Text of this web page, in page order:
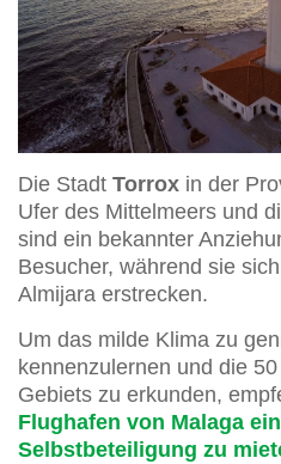
Die Stadt Torrox in der
Ufer des Mittelmeers und
sind ein bekannter
Besucher, während sie
Almijara erstrecken.
Um das milde Klima zu
kennenzulernen und die
Gebiets zu erkunden,
Flughafen von Malaga
Selbstbeteiligung zu